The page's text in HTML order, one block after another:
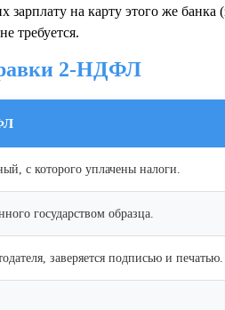
на карту этого же банка
требуется.
2-НДФЛ
с которого уплачены налоги.
государством образца.
заверяется подписью и печатью.